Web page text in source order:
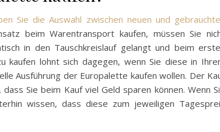
Sie die Auswahl zwischen neuen und
beim Warentransport kaufen, müssen Sie
in den Tauschkreislauf gelangt und beim
kaufen lohnt sich dagegen, wenn Sie diese in
Ausführung der Europalette kaufen wollen. Der
Sie beim Kauf viel Geld sparen können. Wenn
wissen, dass diese zum jeweiligen